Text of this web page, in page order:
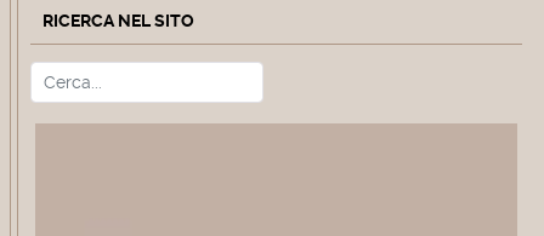
RICERCA NEL SITO
Cerca Type 2 or more characters for